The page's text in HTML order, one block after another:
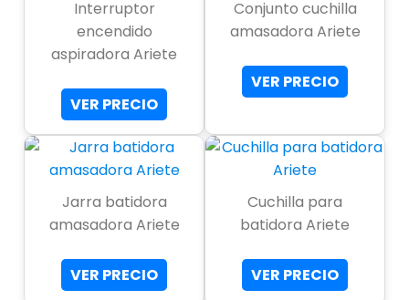
Interruptor
encendido
aspiradora Ariete
VER PRECIO
Conjunto cuchilla
amasadora Ariete
VER PRECIO
Jarra batidora
amasadora Ariete
VER PRECIO
Cuchilla para
batidora Ariete
VER PRECIO